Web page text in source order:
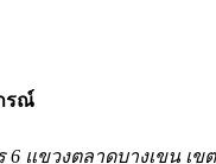
รณ์
6 แขวงตลาดบางเขน เข